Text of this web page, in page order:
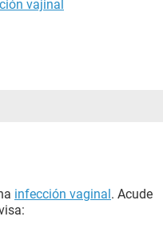
vajinal
infección vaginal. Acude